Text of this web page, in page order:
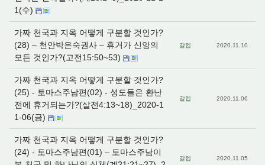
1(수)
가짜 천국과 지옥 어떻게 구분할 것인가?
(28) – 천안박은숙권사 – 휴거가 신앙의
모든 것인가?(고전15:50~53)
갈렙 2020.11.10
가짜 천국과 지옥 어떻게 구분할 것인가?
(25) - 토마스주남편(02) - 성도들은 환난
전에 휴거되는가?(살전4:13~18)_2020-1
1-06(금)
갈렙 2020.11.06
가짜 천국과 지옥 어떻게 구분할 것인가?
(24) - 토마스주남편(01) – 토마스주남이
갈렙 2020.11.05